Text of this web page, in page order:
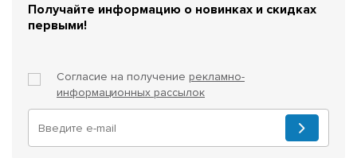
Получайте информацию о новинках и скидках
первыми!
Согласие на получение рекламно-
информационных рассылок